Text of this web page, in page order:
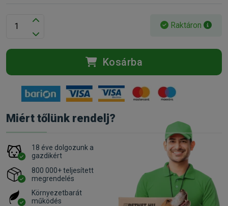
Raktáron
Kosárba
Miért tőlünk rendelj?
18 éve dolgozunk a
gazdikért
800 000+ teljesített
megrendelés
Környezetbarát
működés